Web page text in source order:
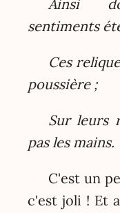
Ainsi
sentiments
Ces
poussière ;
Sur leurs
pas les mains.
C'est un
c'est joli ! Et